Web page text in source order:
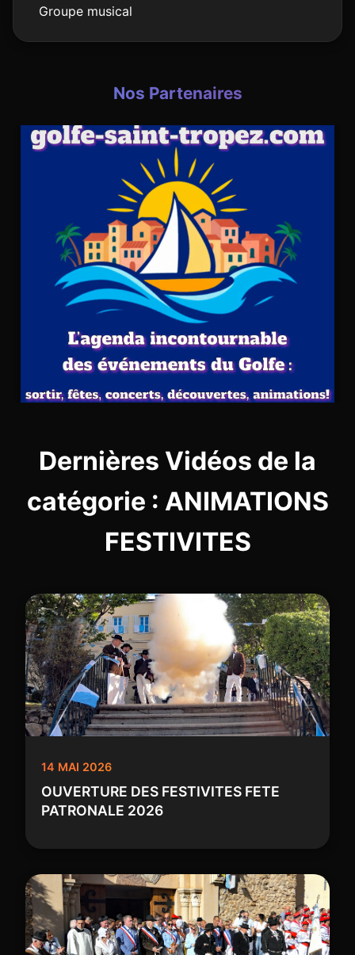
Groupe musical
Nos Partenaires
Dernières Vidéos de la
catégorie : ANIMATIONS
FESTIVITES
14 MAI 2026
OUVERTURE DES FESTIVITES FETE
PATRONALE 2026